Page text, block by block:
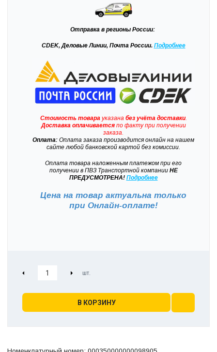
Отправка в регионы России:
CDEK, Деловые Линии, Почта России. Подробнее
Стоимость товарауказана без учёта доставки.
Доставкаоплачиваетсяпо факту при получении
заказа.
Оплата: Оплата заказа производится онлайн на нашем
сайте любой банковской картой без комиссии.
Оплата товара наложенным платежом при его
получении в ПВЗ Транспортной компанииНЕ
ПРЕДУСМОТРЕНА! Подробнее
Цена на товар актуальна только
при Онлайн-оплате!
В КОРЗИНУ